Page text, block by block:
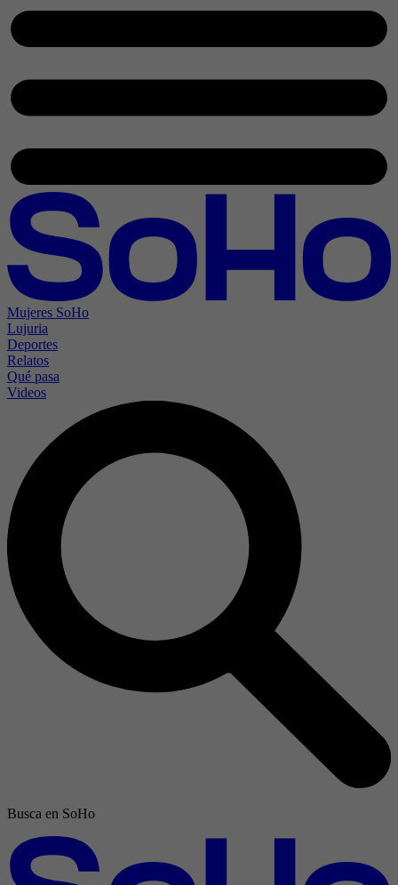
Mujeres SoHo
Lujuria
Deportes
Relatos
Qué pasa
Videos
Busca en SoHo